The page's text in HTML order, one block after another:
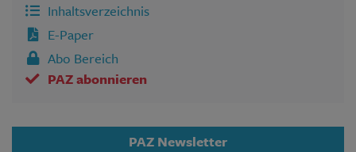
Inhaltsverzeichnis
E-Paper
Abo Bereich
PAZ abonnieren
PAZ Newsletter